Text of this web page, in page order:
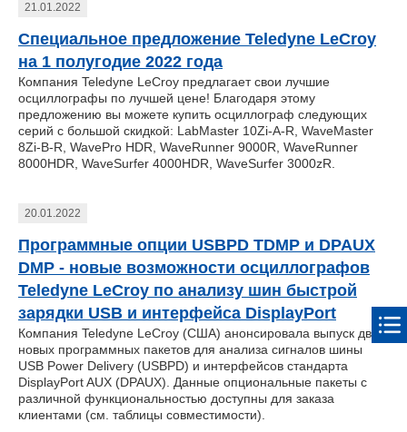
21.01.2022
Специальное предложение Teledyne LeCroy
на 1 полугодие 2022 года
Компания Teledyne LeCroy предлагает свои лучшие
осциллографы по лучшей цене! Благодаря этому
предложению вы можете купить осциллограф следующих
серий с большой скидкой: LabMaster 10Zi-A-R, WaveMaster
8Zi-B-R, WavePro HDR, WaveRunner 9000R, WaveRunner
8000HDR, WaveSurfer 4000HDR, WaveSurfer 3000zR.
20.01.2022
Программные опции USBPD TDMP и DPAUX
DMP - новые возможности осциллографов
Teledyne LeCroy по анализу шин быстрой
зарядки USB и интерфейса DisplayPort
Компания Teledyne LeCroy (США) анонсировала выпуск двух
новых программных пакетов для анализа сигналов шины
USB Power Delivery (USBPD) и интерфейсов стандарта
DisplayPort AUX (DPAUX). Данные опциональные пакеты с
различной функциональностью доступны для заказа
клиентами (см. таблицы совместимости).